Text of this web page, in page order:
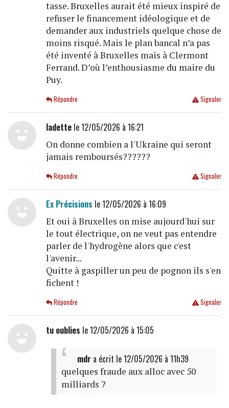
tasse. Bruxelles aurait été mieux inspiré de
refuser le financement idéologique et de
demander aux industriels quelque chose de
moins risqué. Mais le plan bancal n’a pas
été inventé à Bruxelles mais à Clermont
Ferrand. D’où l’enthousiasme du maire du
Puy.
Signaler
Répondre
ladettele 12/05/2026 à 16:21
On donne combien a l'Ukraine qui seront
jamais remboursés??????
Signaler
Répondre
Ex Précisions le 12/05/2026 à 16:09
Et oui à Bruxelles on mise aujourd'hui sur
le tout électrique, on ne veut pas entendre
parler de l'hydrogène alors que c'est
l'avenir...
Quitte à gaspiller un peu de pognon ils s'en
fichent !
Signaler
Répondre
tu oublies le 12/05/2026 à 15:05
mdr a écrit le 12/05/2026 à 11h39
quelques fraude aux alloc avec 50
milliards ?